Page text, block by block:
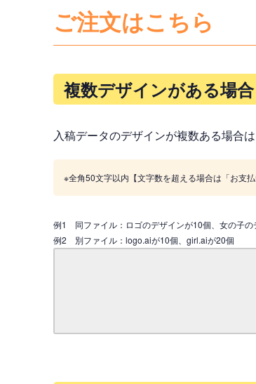
ご注文はこちら
複数デザインがある場合
入稿データのデザインが複数ある場合
※全角50文字以内【文字数を超える場合は「お支
例1 同ファイル：ロゴのデザインが10個、女の子の
例2 別ファイル：logo.aiが10個、girl.aiが20個